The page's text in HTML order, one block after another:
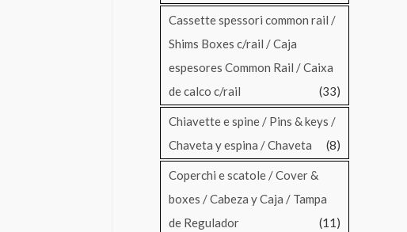
Cassette spessori common rail /
Shims Boxes c/rail / Caja
espesores Common Rail / Caixa
de calco c/rail
(33)
Chiavette e spine / Pins & keys /
Chaveta y espina / Chaveta
(8)
Coperchi e scatole / Cover &
boxes / Cabeza y Caja / Tampa
de Regulador
(11)